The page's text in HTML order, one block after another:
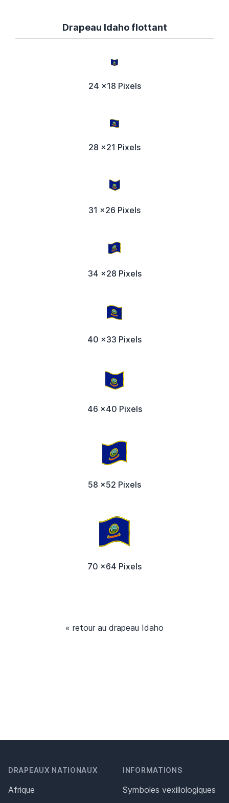
Drapeau Idaho flottant
24 x18 Pixels
28 x21 Pixels
31 x26 Pixels
34 x28 Pixels
40 x33 Pixels
46 x40 Pixels
58 x52 Pixels
70 x64 Pixels
« retour au drapeau Idaho
DRAPEAUX NATIONAUX
Afrique
INFORMATIONS
Symboles vexillologiques